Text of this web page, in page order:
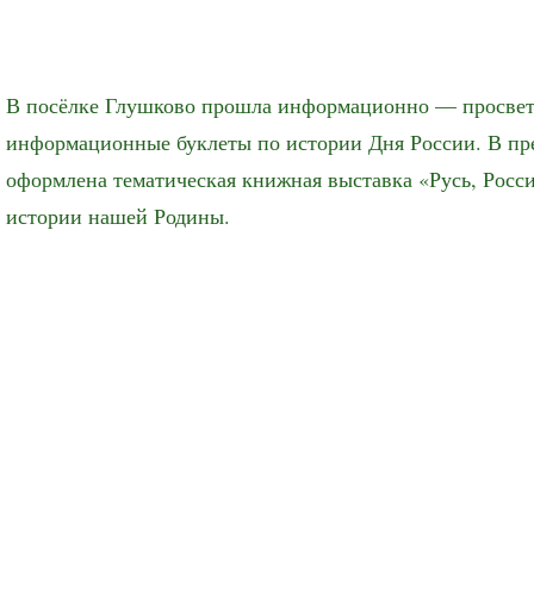
В посёлке Глушково прошла информационно —
информационные буклеты по истории Дня России. В
оформлена тематическая книжная выставка «Русь,
истории нашей Родины.